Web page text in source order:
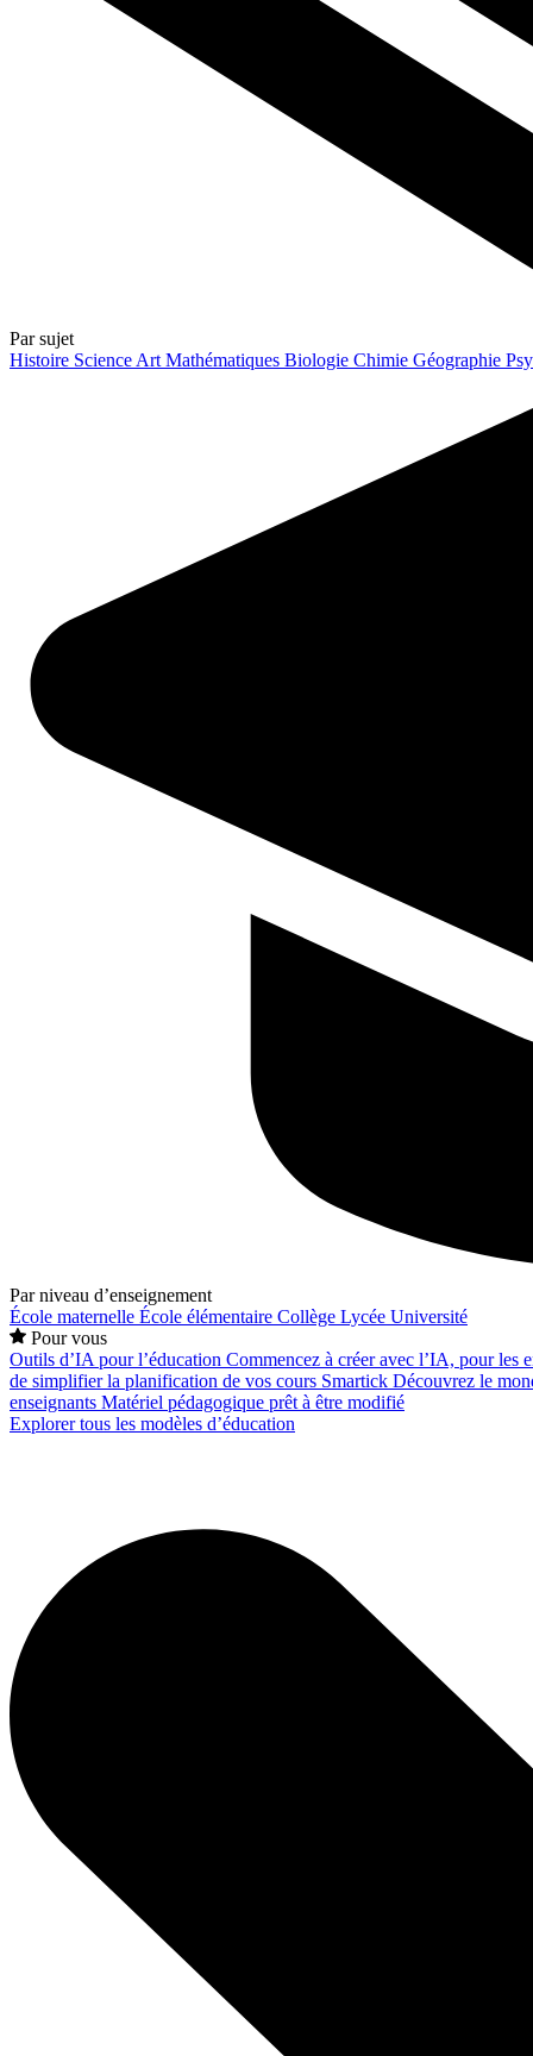
Par sujet
Histoire Science Art Mathématiques Biologie Chimie Géographie
Par niveau d’enseignement
École maternelle École élémentaire Collège Lycée Université
Pour vous
Outils d’IA pour l’éducation Commencez à créer avec l’IA, pour les
de simplifier la planification de vos cours Smartick Découvrez le
enseignants Matériel pédagogique prêt à être modifié
Explorer tous les modèles d’éducation